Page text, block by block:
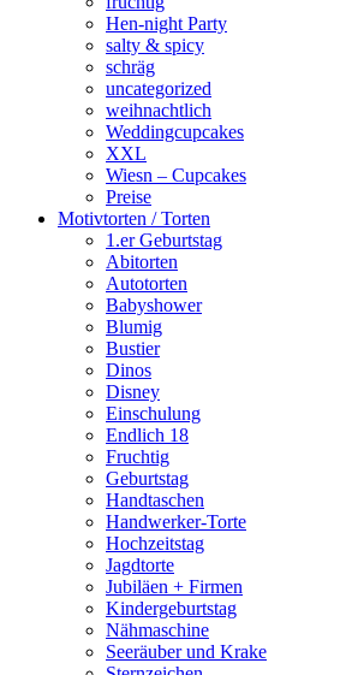
Hen-night Party
salty & spicy
schräg
uncategorized
weihnachtlich
Weddingcupcakes
XXL
Wiesn – Cupcakes
Preise
Motivtorten / Torten
1.er Geburtstag
Abitorten
Autotorten
Babyshower
Blumig
Bustier
Dinos
Disney
Einschulung
Endlich 18
Fruchtig
Geburtstag
Handtaschen
Handwerker-Torte
Hochzeitstag
Jagdtorte
Jubiläen + Firmen
Kindergeburtstag
Nähmaschine
Seeräuber und Krake